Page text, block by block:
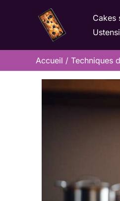
Cakes
Accueil Techniques